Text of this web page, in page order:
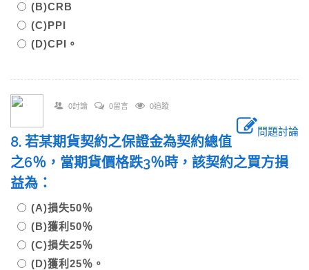
(B)CRB
(C)PPI
(D)CPI。
0討論 0留言 0追蹤
問題討論
8. 若某期貨契約之保證金為契約總值
之6％，當期貨價格跌3％時，該契約之買方損
益為：
(A)損失50％
(B)獲利50％
(C)損失25％
(D)獲利25％。